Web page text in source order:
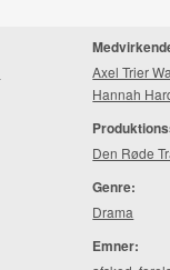
Axel Trier
Hannah
Den Røde
Genre:
Drama
Emner: